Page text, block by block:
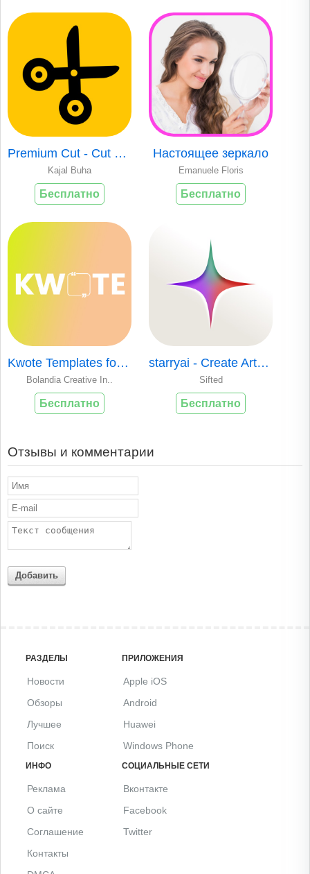
Premium Cut - Cut Pic Out
Kajal Buha
Бесплатно
Настоящее зеркало
Emanuele Floris
Бесплатно
Kwote Templates for Canva
Bolandia Creative In..
Бесплатно
starryai - Create Art with AI
Sifted
Бесплатно
Отзывы и комментарии
Добавить
РАЗДЕЛЫ
Новости
Обзоры
Лучшее
Поиск
ПРИЛОЖЕНИЯ
Apple iOS
Android
Huawei
Windows Phone
ИНФО
Реклама
О сайте
Соглашение
Контакты
СОЦИАЛЬНЫЕ СЕТИ
Вконтакте
Facebook
Twitter